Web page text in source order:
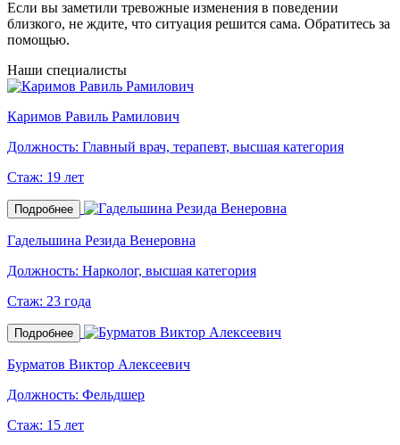
Если вы заметили тревожные изменения в поведении
близкого, не ждите, что ситуация решится сама. Обратитесь за
помощью.
Наши специалисты
Каримов Равиль Рамилович
Должность: Главный врач, терапевт, высшая категория
Стаж: 19 лет
Подробнее
Гадельшина Резида Венеровна
Должность: Нарколог, высшая категория
Стаж: 23 года
Подробнее
Бурматов Виктор Алексеевич
Должность: Фельдшер
Стаж: 15 лет